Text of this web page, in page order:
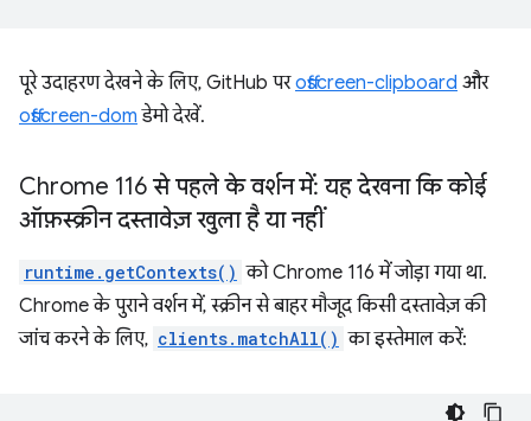
पूरे उदाहरण देखने के लिए, GitHub परoffscreen-clipboard और
offscreen-dom डेमो देखें.
Chrome 116 से पहले के वर्शन में: यह देखना कि कोई
ऑफ़स्क्रीन दस्तावेज़ खुला है या नहीं
runtime.getContexts() को Chrome 116 में जोड़ा गया था.
Chrome के पुराने वर्शन में, स्क्रीन से बाहर मौजूद किसी दस्तावेज़ की
जांच करने के लिए, clients.matchAll() का इस्तेमाल करें: